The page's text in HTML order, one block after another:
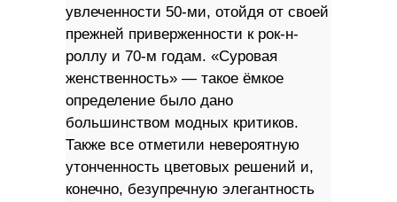
увлеченности 50-ми, отойдя от своей
прежней приверженности к рок-н-
роллу и 70-м годам. «Суровая
женственность» — такое ёмкое
определение было дано
большинством модных критиков.
Также все отметили невероятную
утонченность цветовых решений и,
конечно, безупречную элегантность